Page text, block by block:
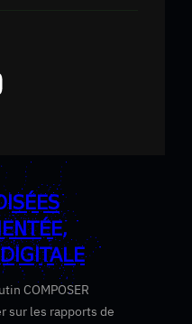
COMPOSER
sur les rapports de